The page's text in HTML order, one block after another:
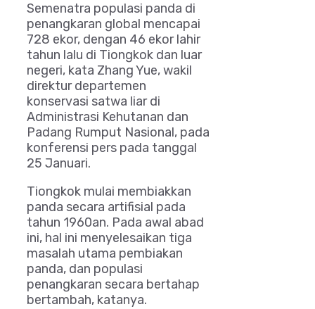
Semenatra populasi panda di
penangkaran global mencapai
728 ekor, dengan 46 ekor lahir
tahun lalu di Tiongkok dan luar
negeri, kata Zhang Yue, wakil
direktur departemen
konservasi satwa liar di
Administrasi Kehutanan dan
Padang Rumput Nasional, pada
konferensi pers pada tanggal
25 Januari.
Tiongkok mulai membiakkan
panda secara artifisial pada
tahun 1960an. Pada awal abad
ini, hal ini menyelesaikan tiga
masalah utama pembiakan
panda, dan populasi
penangkaran secara bertahap
bertambah, katanya.